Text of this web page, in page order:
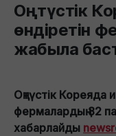
Оңтүстік
өндіретін
жабыла
Оңтүстік Кореяда
фермалардың 82
хабарлайды